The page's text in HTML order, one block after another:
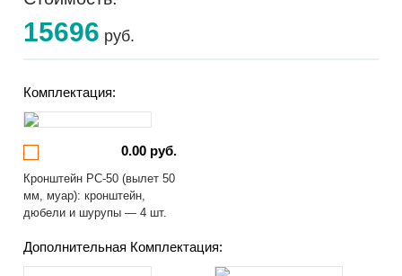
15696 руб.
Комплектация:
0.00 руб.
Кронштейн РС-50 (вылет 50
мм, муар): кронштейн,
дюбели и шурупы — 4 шт.
Дополнительная Комплектация: